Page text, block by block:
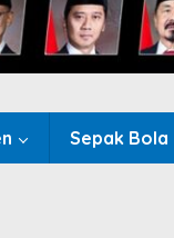
Sepak Bola